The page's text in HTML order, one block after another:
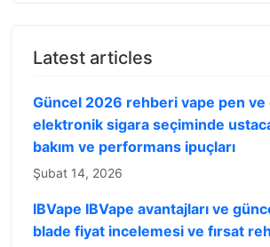
Latest articles
Güncel 2026 rehberi vape pen ve
elektronik sigara seçiminde
bakım ve performans ipuçları
Şubat 14, 2026
IBVape IBVape avantajları ve
blade fiyat incelemesi ve fırsat